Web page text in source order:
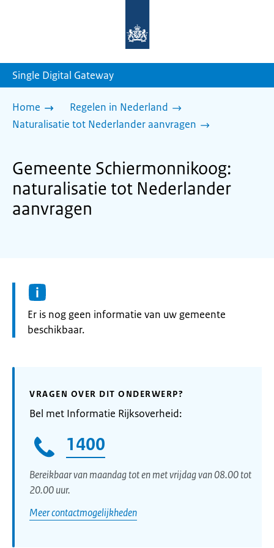
homepage
Single Digital Gateway
Home
Regelen in Nederland
Naturalisatie tot Nederlander aanvragen
Gemeente Schiermonnikoog:
naturalisatie tot Nederlander
aanvragen
Informatie:
Er is nog geen informatie van uw gemeente
beschikbaar.
VRAGEN OVER DIT ONDERWERP?
Bel met Informatie Rijksoverheid:
1400
Bereikbaar van maandag tot en met vrijdag van 08.00 tot
20.00 uur.
Meer contactmogelijkheden